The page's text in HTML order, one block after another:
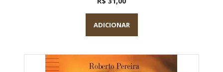
ADICIONAR